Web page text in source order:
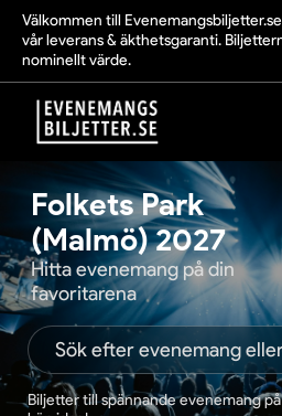
Välkommen till
vår leverans & äkthetsgaranti.
nominellt värde.
Folkets Park
(Malmö) 2027
Hitta evenemang på din
favoritarena
Biljetter till spännande evenemang